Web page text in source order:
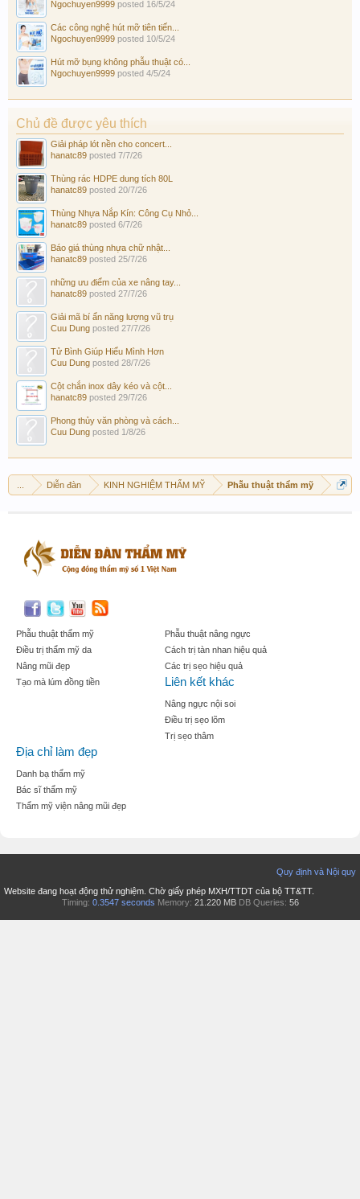
Ngochuyen9999 posted 16/5/24
Các công nghệ hút mỡ tiên tiến...
Ngochuyen9999 posted 10/5/24
Hút mỡ bụng không phẫu thuật có...
Ngochuyen9999 posted 4/5/24
Chủ đề được yêu thích
Giải pháp lót nền cho concert...
hanatc89 posted 7/7/26
Thùng rác HDPE dung tích 80L
hanatc89 posted 20/7/26
Thùng Nhựa Nắp Kín: Công Cụ Nhỏ...
hanatc89 posted 6/7/26
Báo giá thùng nhựa chữ nhật...
hanatc89 posted 25/7/26
những ưu điểm của xe nâng tay...
hanatc89 posted 27/7/26
Giải mã bí ẩn năng lượng vũ trụ
Cuu Dung posted 27/7/26
Tử Bình Giúp Hiểu Mình Hơn
Cuu Dung posted 28/7/26
Cột chắn inox dây kéo và cột...
hanatc89 posted 29/7/26
Phong thủy văn phòng và cách...
Cuu Dung posted 1/8/26
Diễn đàn KINH NGHIỆM THẨM MỸ Phẫu thuật thẩm mỹ
Phẫu thuật thẩm mỹ
Điều trị thẩm mỹ da
Nâng mũi đẹp
Tạo mà lúm đồng tiền
Phẫu thuật nâng ngực
Cách trị tàn nhan hiệu quả
Các trị sẹo hiệu quả
Liên kết khác
Nâng ngực nội soi
Điều trị sẹo lõm
Trị sẹo thâm
Địa chỉ làm đẹp
Danh bạ thẩm mỹ
Bác sĩ thẩm mỹ
Thẩm mỹ viện nâng mũi đẹp
Quy định và Nội quy
Website đang hoạt động thử nghiệm. Chờ giấy phép MXH/TTDT của bộ TT&TT.
Timing: 0.3547 seconds Memory: 21.220 MB DB Queries: 56